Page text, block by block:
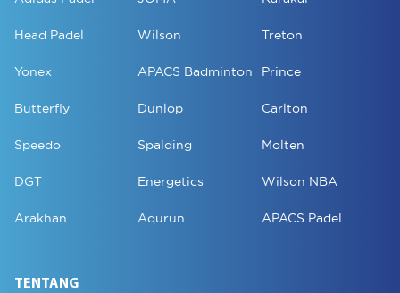
Head Padel Wilson Treton
Yonex APACS Badminton Prince
Butterfly Dunlop Carlton
Speedo Spalding Molten
DGT Energetics Wilson NBA
Arakhan Aqurun APACS Padel
TENTANG